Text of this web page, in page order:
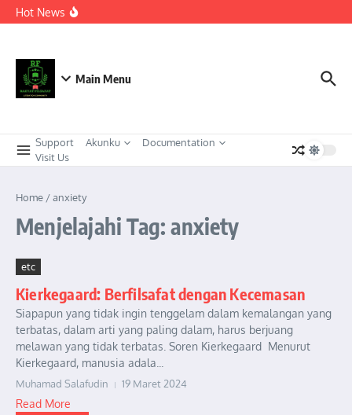
Lewati ke konten
Hot News
STRATEGI ADAPTIF MENGHADAPI PERUBAHAN SOSIAL
Berkeadaban: Refleksi atas Kasus Melonjaknya Harga dan
Kelangkaan Solar Bersubsidi.
Main Menu
Support Akunku
Documentation
Visit Us
Home /anxiety
Menjelajahi Tag: anxiety
etc
Kierkegaard: Berfilsafat dengan Kecemasan
Siapapun yang tidak ingin tenggelam dalam kemalangan yang
terbatas, dalam arti yang paling dalam, harus berjuang
melawan yang tidak terbatas. Soren Kierkegaard Menurut
Kierkegaard, manusia adala...
Muhamad Salafudin 19 Maret 2024
Read More